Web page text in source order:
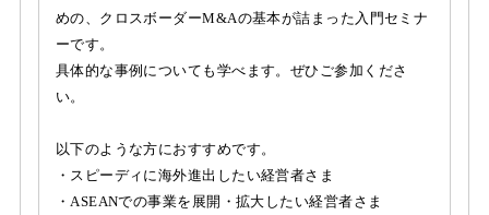
めの、クロスボーダーM&Aの基本が詰まった入門セミナ
ーです。
具体的な事例についても学べます。ぜひご参加くださ
い。
以下のような方におすすめです。
・スピーディに海外進出したい経営者さま
・ASEANでの事業を展開・拡大したい経営者さま